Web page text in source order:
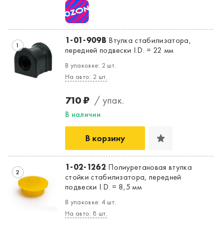
1 1-01-909B Втулка стабилизатора,
передней подвески I.D. = 22 мм
В упаковке: 2 шт.
На авто: 2 шт.
710 ₽ / упак.
В наличии
В корзину
2 1-02-1262 Полиуретановая втулка
стойки стабилизатора, передней
подвески I.D. = 8,5 мм
В упаковке: 4 шт.
На авто: 8 шт.